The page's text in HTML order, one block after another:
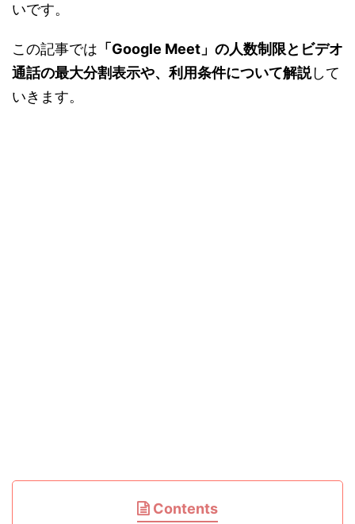
いです。
この記事では 「Google Meet」の人数制限とビデオ
通話の最大分割表示や、利用条件について解説して
いきます。
Contents